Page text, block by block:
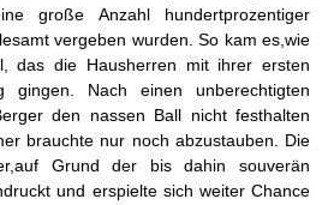
große Anzahl hundertprozentiger
vergeben wurden. So kam es,wie
das die Hausherren mit ihrer ersten
gingen. Nach einen unberechtigten
den nassen Ball nicht festhalten
brauchte nur noch abzustauben. Die
Grund der bis dahin souverän
und erspielte sich weiter Chance